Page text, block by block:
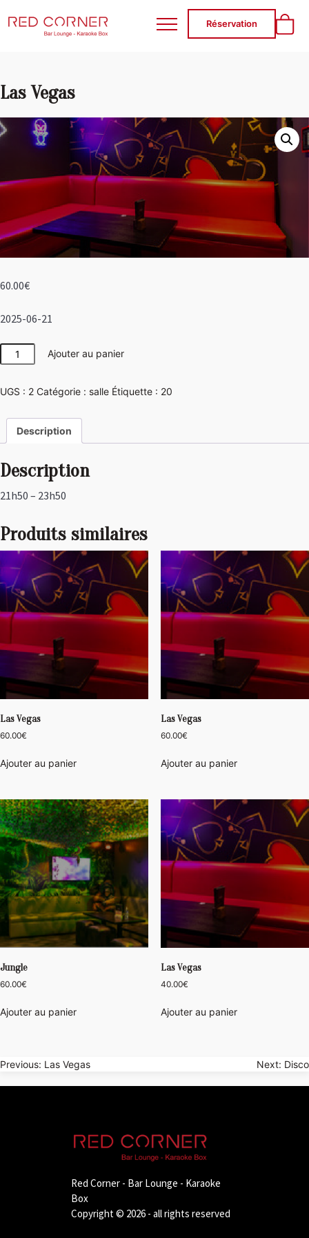
RED CORNER
Réservation
Las Vegas
60.00€
2025-06-21
quantité
de
Vegas
Ajouter au panier
UGS : 2 Catégorie : salle Étiquette : 20
Description
Description
21h50 – 23h50
Produits similaires
Las Vegas
60.00€
Ajouter au panier
Las Vegas
60.00€
Ajouter au panier
Jungle
60.00€
Ajouter au panier
Las Vegas
40.00€
Ajouter au panier
Navigation
de
Previous: Las Vegas Next: Disco
Red Corner - Bar Lounge - Karaoke
Box
Copyright © 2026 - all rights reserved